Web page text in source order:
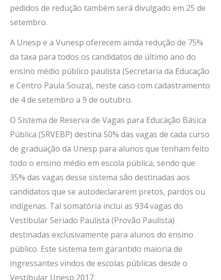
pedidos de redução também será divulgado em 25 de
setembro.
A Unesp e a Vunesp oferecem ainda redução de 75%
da taxa para todos os candidatos de último ano do
ensino médio público paulista (Secretaria da Educação
e Centro Paula Souza), neste caso com cadastramento
de 4 de setembro a 9 de outubro.
O Sistema de Reserva de Vagas para Educação Básica
Pública (SRVEBP) destina 50% das vagas de cada curso
de graduação da Unesp para alunos que tenham feito
todo o ensino médio em escola pública, sendo que
35% das vagas desse sistema são destinadas aos
candidatos que se autodeclararem pretos, pardos ou
indígenas. Tal somatória inclui as 934 vagas do
Vestibular Seriado Paulista (Provão Paulista)
destinadas exclusivamente para alunos do ensino
público. Este sistema tem garantido maioria de
ingressantes vindos de escolas públicas desde o
Vestibular Unesp 2017.